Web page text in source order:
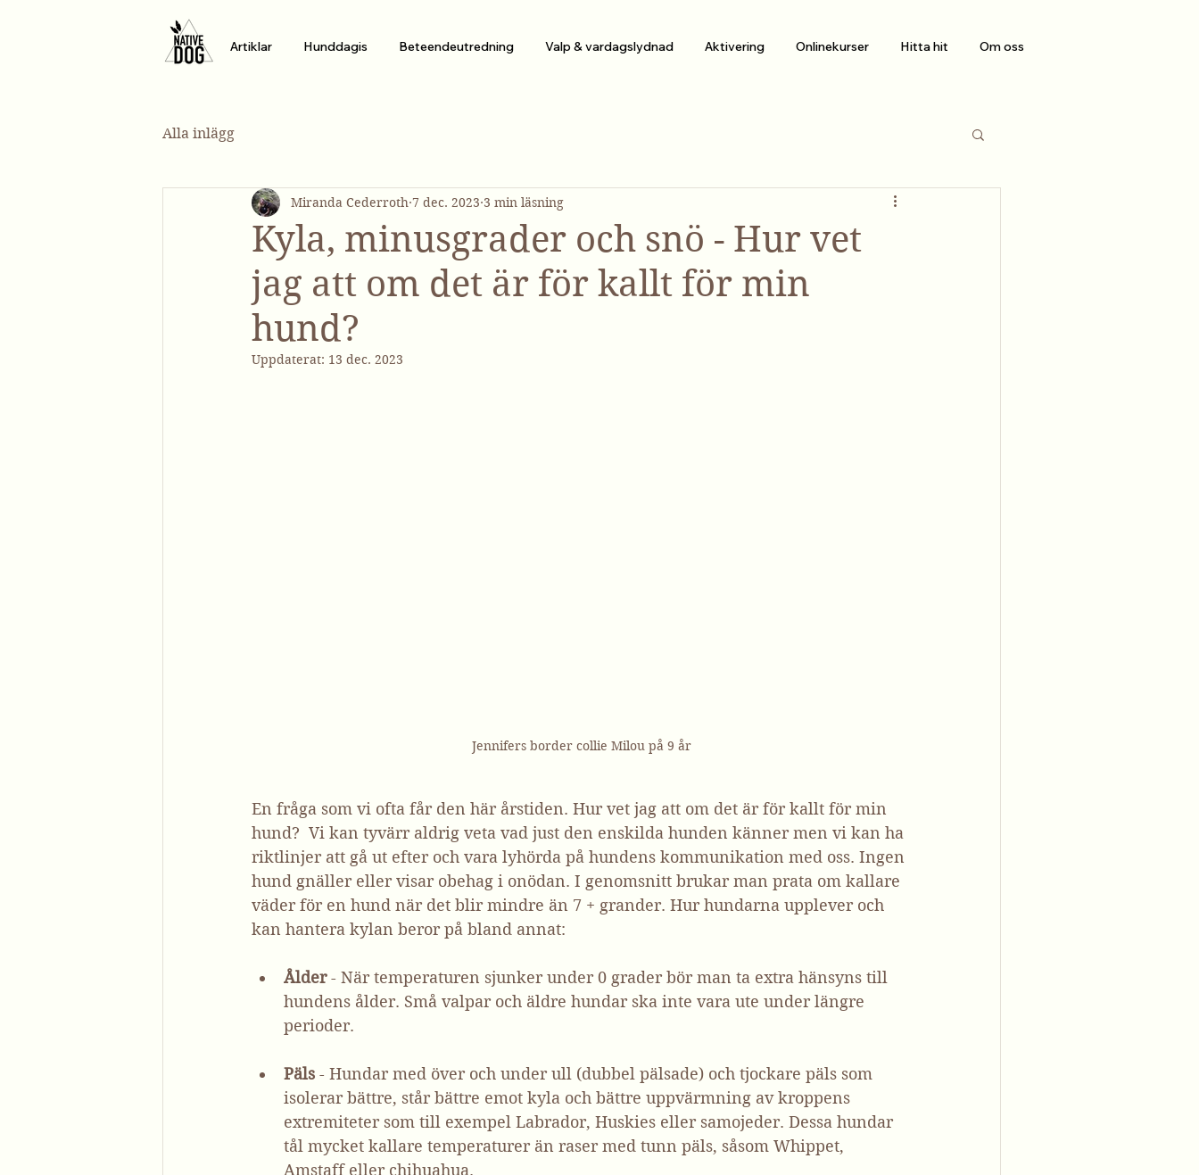
Artiklar Hunddagis Beteendeutredning Valp & vardagslydnad Aktivering Onlinekurser Hitta hit Om oss
Alla inlägg
Kyla, minusgrader och snö - Hur vet
jag att om det är för kallt för min
hund?
Miranda Cederroth 7 dec. 2023 3 min läsning
Uppdaterat: 13 dec. 2023
Jennifers border collie Milou på 9 år
En fråga som vi ofta får den här årstiden. Hur vet jag att om det är för kallt för min
hund?  Vi kan tyvärr aldrig veta vad just den enskilda hunden känner men vi kan ha
riktlinjer att gå ut efter och vara lyhörda på hundens kommunikation med oss. Ingen
hund gnäller eller visar obehag i onödan. I genomsnitt brukar man prata om kallare
väder för en hund när det blir mindre än 7 + grander. Hur hundarna upplever och
kan hantera kylan beror på bland annat:
Ålder - När temperaturen sjunker under 0 grader bör man ta extra hänsyns till
hundens ålder. Små valpar och äldre hundar ska inte vara ute under längre
perioder.
Päls - Hundar med över och under ull (dubbel pälsade) och tjockare päls som
isolerar bättre, står bättre emot kyla och bättre uppvärmning av kroppens
extremiteter som till exempel Labrador, Huskies eller samojeder. Dessa hundar
tål mycket kallare temperaturer än raser med tunn päls, såsom Whippet,
Amstaff eller chihuahua.